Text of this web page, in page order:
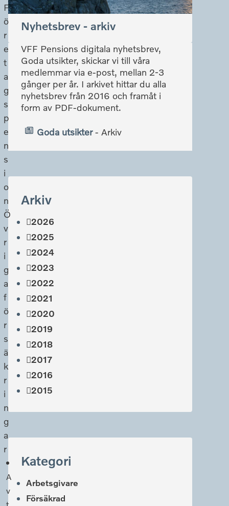
Nyhetsbrev - arkiv
VFF Pensions digitala nyhetsbrev,
Goda utsikter, skickar vi till våra
medlemmar via e-post, mellan 2-3
gånger per år. I arkivet hittar du alla
nyhetsbrev från 2016 och framåt i
form av PDF-dokument.
Goda utsikter- Arkiv
Arkiv
2026
2025
2024
2023
2022
2021
2020
2019
2018
2017
2016
2015
Kategori
Arbetsgivare
Försäkrad
F
ö
r
e
t
a
g
s
p
e
n
s
i
o
n
Ö
v
r
i
g
a
f
ö
r
s
ä
k
r
i
n
g
a
r
A
v